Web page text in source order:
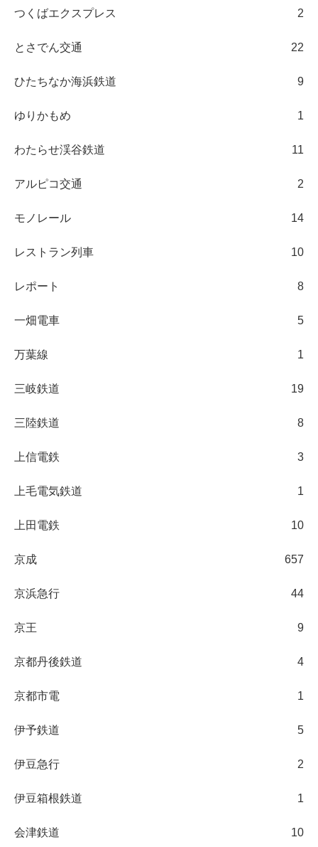
つくばエクスプレス 2
とさでん交通 22
ひたちなか海浜鉄道 9
ゆりかもめ 1
わたらせ渓谷鉄道 11
アルピコ交通 2
モノレール 14
レストラン列車 10
レポート 8
一畑電車 5
万葉線 1
三岐鉄道 19
三陸鉄道 8
上信電鉄 3
上毛電気鉄道 1
上田電鉄 10
京成 657
京浜急行 44
京王 9
京都丹後鉄道 4
京都市電 1
伊予鉄道 5
伊豆急行 2
伊豆箱根鉄道 1
会津鉄道 10